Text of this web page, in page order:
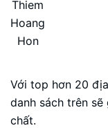
Thiem
Hoang
Hon
Với top hơn 20
danh sách trên
chất.